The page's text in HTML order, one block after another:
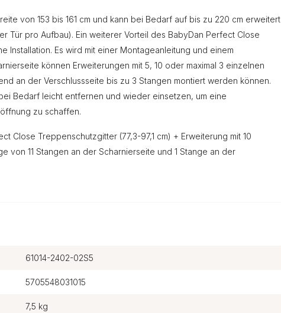
von 153 bis 161 cm und kann bei Bedarf auf bis zu 220 cm erweitert
Tür pro Aufbau). Ein weiterer Vorteil des BabyDan Perfect Close
Installation. Es wird mit einer Montageanleitung und einem
können Erweiterungen mit 5, 10 oder maximal 3 einzelnen
an der Verschlussseite bis zu 3 Stangen montiert werden können.
Bedarf leicht entfernen und wieder einsetzen, um eine
zu schaffen.
Close Treppenschutzgitter (77,3-97,1 cm) + Erweiterung mit 10
von 11 Stangen an der Scharnierseite und 1 Stange an der
61014-2402-02S5
5705548031015
7,5 kg